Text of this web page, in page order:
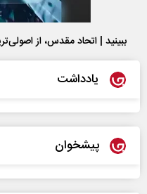
ببینید | اتحاد مقدس، از
یادداشت
پیشخوان